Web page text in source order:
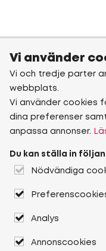
Vi använder
Vi och tredje parter
webbplats.
Vi använder cookies
dina preferenser
anpassa annonser.
Du kan ställa in
Nödvändiga
Analys
Annonscookies